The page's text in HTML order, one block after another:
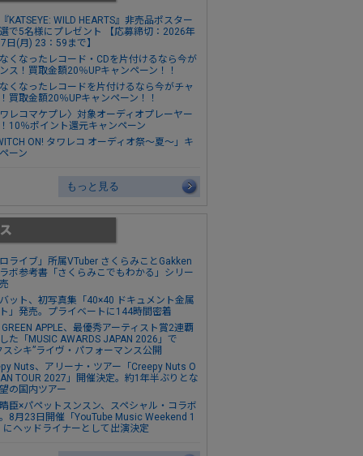
KATSEYE: WILD HEARTS』非売品ポスター
で5名様にプレゼント 【応募締切：2026年
日(月) 23：59まで】
くなったレコード・CDを片付けるなら今が
ス！買取金額20％UPキャンペーン！！
くなったレコードを片付けるなら今がチャ
買取金額20％UPキャンペーン！！
ワレコマケプレ〉対象オーディオプレーヤー
10％ポイント還元キャンペーン
ON! タワレコ オーディオ祭～夏～」キ
ーン
もっと見る
ロライブ」所属VTuber さくらみことGakken
ボ参考書「さくらみこでもわかる」シリー
ット、初写真集「40×40 ドキュメント金属
」発売。プライベートに144時間密着
APPLE、最優秀アーティスト賞2連覇
た「MUSIC AWARDS JAPAN 2026」で
スシキ”ライヴ・パフォーマンス公開
Nuts、アリーナ・ツアー「Creepy Nuts O
TOUR 2027」開催決定。約1年半ぶりとな
の国内ツアー
臣×パペットスンスン、スペシャル・コラボ
8月23日開催「YouTube Music Weekend 1
にヘッドライナーとして出演決定